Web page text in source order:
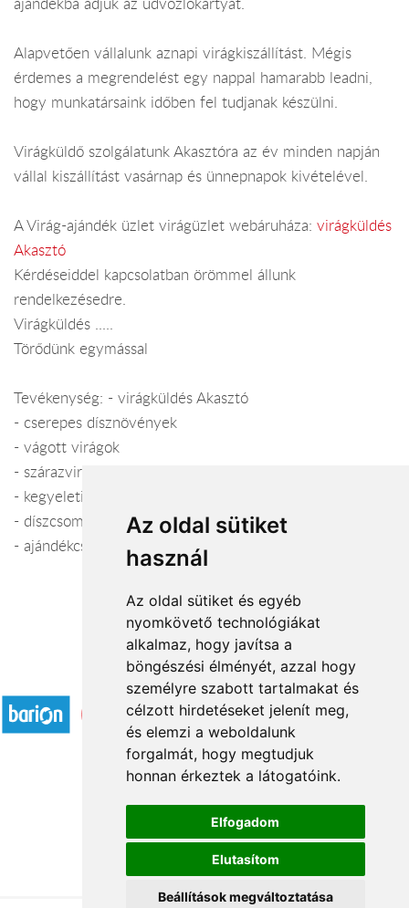
Az oldal sütiket
használ
Az oldal sütiket és egyéb
nyomkövető technológiákat
alkalmaz, hogy javítsa a
böngészési élményét, azzal hogy
személyre szabott tartalmakat és
célzott hirdetéseket jelenít meg,
és elemzi a weboldalunk
forgalmát, hogy megtudjuk
honnan érkeztek a látogatóink.
Elfogadom
Elutasítom
Beállítások megváltoztatása
ajándékba adjuk az üdvözlőkártyát.
Alapvetően vállalunk aznapi virágkiszállítást. Mégis
érdemes a megrendelést egy nappal hamarabb leadni,
hogy munkatársaink időben fel tudjanak készülni.
Virágküldő szolgálatunk Akasztóra az év minden napján
vállal kiszállítást vasárnap és ünnepnapok kivételével.
A Virág-ajándék üzlet virágüzlet webáruháza: virágküldés
Akasztó
Kérdéseiddel kapcsolatban örömmel állunk
rendelkezésedre.
Virágküldés .....
Törődünk egymással
Tevékenység: - virágküldés Akasztó
- cserepes dísznövények
- vágott virágok
- szárazvirág kompozíciók
- kegyeleti készítmények
- díszcsomagolás
- ajándékcsokrok
Elfogadott fizetési módok
Á.SZ.F.
Impresszum
Adatkezelési tájékoztató